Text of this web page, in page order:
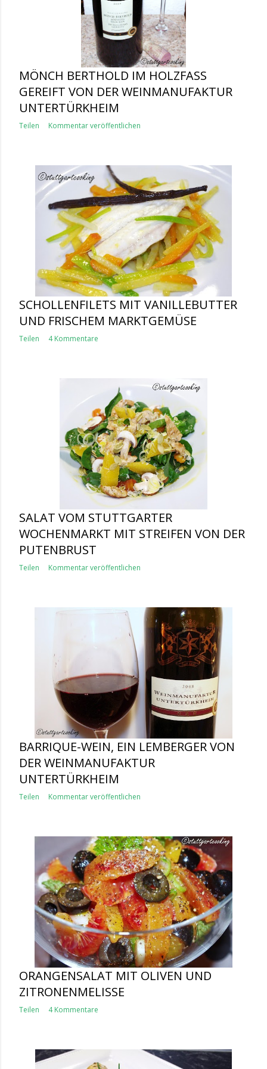
MÖNCH BERTHOLD IM HOLZFASS
GEREIFT VON DER WEINMANUFAKTUR
UNTERTÜRKHEIM
Teilen Kommentar veröffentlichen
SCHOLLENFILETS MIT VANILLEBUTTER
UND FRISCHEM MARKTGEMÜSE
Teilen 4 Kommentare
SALAT VOM STUTTGARTER
WOCHENMARKT MIT STREIFEN VON DER
PUTENBRUST
Teilen Kommentar veröffentlichen
BARRIQUE-WEIN, EIN LEMBERGER VON
DER WEINMANUFAKTUR
UNTERTÜRKHEIM
Teilen Kommentar veröffentlichen
ORANGENSALAT MIT OLIVEN UND
ZITRONENMELISSE
Teilen 4 Kommentare